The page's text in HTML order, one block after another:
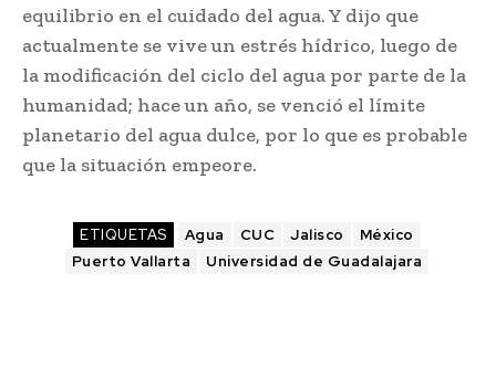
equilibrio en el cuidado del agua. Y dijo que
actualmente se vive un estrés hídrico, luego de
la modificación del ciclo del agua por parte de la
humanidad; hace un año, se venció el límite
planetario del agua dulce, por lo que es probable
que la situación empeore.
ETIQUETAS Agua CUC Jalisco
México
Puerto Vallarta
Universidad de Guadalajara